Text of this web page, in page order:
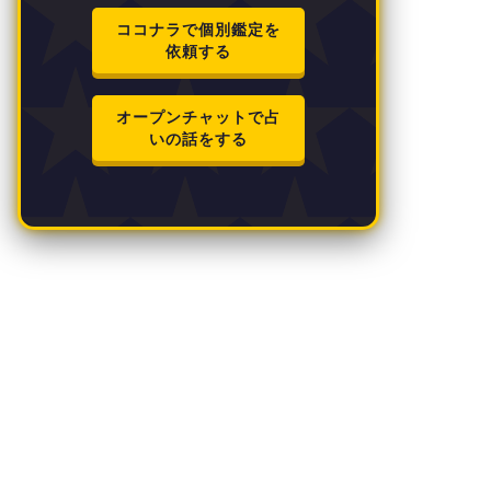
ココナラで個別鑑定を
依頼する
オープンチャットで占
いの話をする